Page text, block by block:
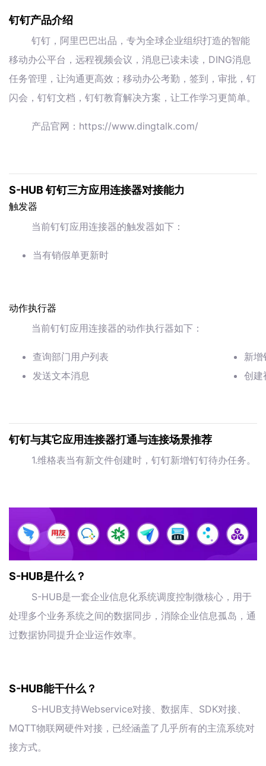
钉钉产品介绍
钉钉，阿里巴巴出品，专为全球企业组织打造的智能
移动办公平台，远程视频会议，消息已读未读，DING消息
任务管理，让沟通更高效；移动办公考勤，签到，审批，钉
闪会，钉钉文档，钉钉教育解决方案，让工作学习更简单。
产品官网：https://www.dingtalk.com/
S-HUB 钉钉三方应用连接器对接能力
触发器
当前钉钉应用连接器的触发器如下：
当有销假单更新时
动作执行器
当前钉钉应用连接器的动作执行器如下：
查询部门用户列表
发送文本消息
新增
创建
钉钉与其它应用连接器打通与连接场景推荐
1.维格表当有新文件创建时，钉钉新增钉钉待办任务。
S-HUB是什么？
S-HUB是一套企业信息化系统调度控制微核心，用于
处理多个业务系统之间的数据同步，消除企业信息孤岛，通
过数据协同提升企业运作效率。
S-HUB能干什么？
S-HUB支持Webservice对接、数据库、SDK对接、
MQTT物联网硬件对接，已经涵盖了几乎所有的主流系统对
接方式。